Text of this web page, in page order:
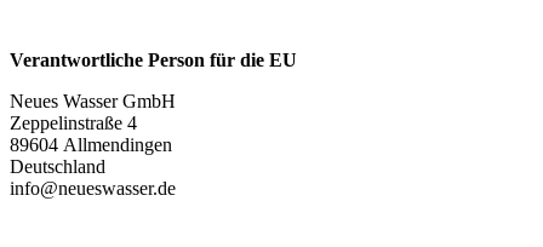
Verantwortliche Person für die EU
Neues Wasser GmbH
Zeppelinstraße 4
89604 Allmendingen
Deutschland
info@neueswasser.de